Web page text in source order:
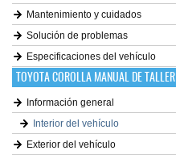
Mantenimiento y cuidados
Solución de problemas
Especificaciones del vehículo
TOYOTA COROLLA MANUAL DE TALLER
Información general
Interior del vehículo
Exterior del vehículo